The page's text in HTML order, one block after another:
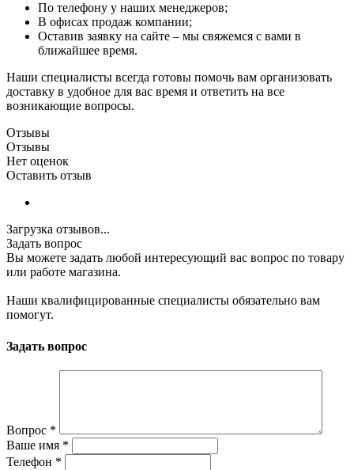
По телефону у наших менеджеров;
В офисах продаж компании;
Оставив заявку на сайте – мы свяжемся с вами в
ближайшее время.
Наши специалисты всегда готовы помочь вам организовать
доставку в удобное для вас время и ответить на все
возникающие вопросы.
Отзывы
Отзывы
Нет оценок
Оставить отзыв
Загрузка отзывов...
Задать вопрос
Вы можете задать любой интересующий вас вопрос по товару
или работе магазина.
Наши квалифицированные специалисты обязательно вам
помогут.
Задать вопрос
Вопрос *
Ваше имя *
Телефон *